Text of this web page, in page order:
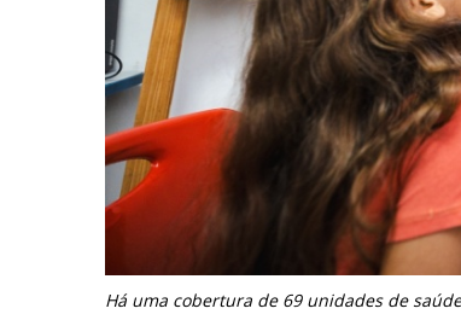
Há uma cobertura de 69 unidades de